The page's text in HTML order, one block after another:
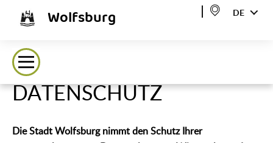
Wolfsburg DE
DATENSCHUTZ
Die Stadt Wolfsburg nimmt den Schutz Ihrer